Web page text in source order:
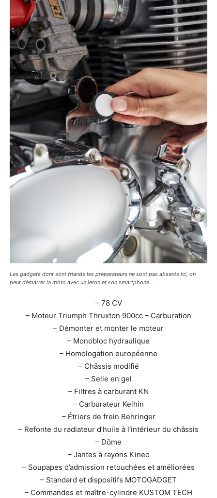
Les gadgets dont sont friands les préparateurs ne sont pas absents ici, on
peut démarrer la moto avec un jeton et son smartphone…
– 78 CV
– Moteur Triumph Thruxton 900cc – Carburation
– Démonter et monter le moteur
– Monobloc hydraulique
– Homologation européenne
– Châssis modifié
– Selle en gel
– Filtres à carburant KN
– Carburateur Keihin
– Étriers de frein Behringer
– Refonte du radiateur d’huile à l’intérieur du châssis
– Dôme
– Jantes à rayons Kineo
– Soupapes d’admission retouchées et améliorées
– Standard et dispositifs MOTOGADGET
– Commandes et maître-cylindre KUSTOM TECH